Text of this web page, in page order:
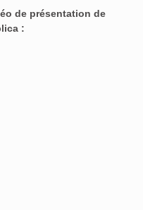
de présentation de
: